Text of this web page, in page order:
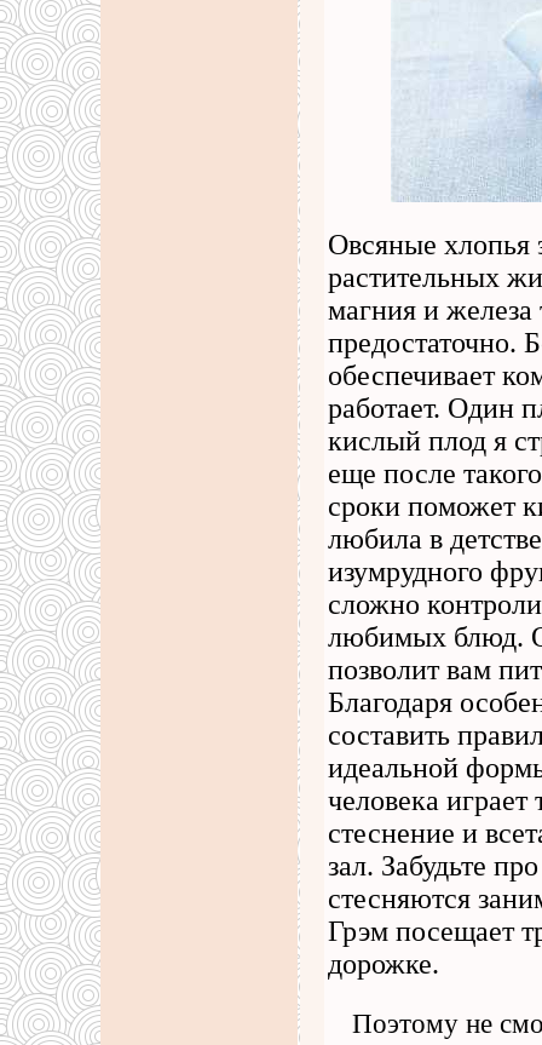
Овсяные хлопья
растительных
магния и железа
предостаточно.
обеспечивает
работает. Один
кислый плод я
еще после
сроки поможет
любила в
изумрудного
сложно
любимых блюд.
позволит вам
Благодаря
составить
идеальной
человека
стеснение и
зал. Забудьте
стесняются
Грэм посещает
дорожке.
Поэтому не